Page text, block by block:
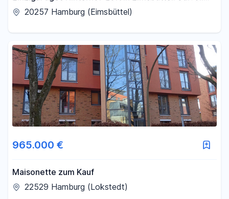
und Charakterstark
20257 Hamburg (Eimsbüttel)
965.000 €
Maisonette zum Kauf
22529 Hamburg (Lokstedt)